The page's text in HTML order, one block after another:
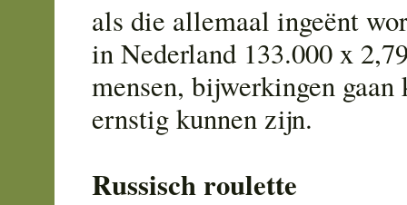
als die allemaal ingeënt
in Nederland 133.000 x
mensen, bijwerkingen
ernstig kunnen zijn.
Russisch roulette